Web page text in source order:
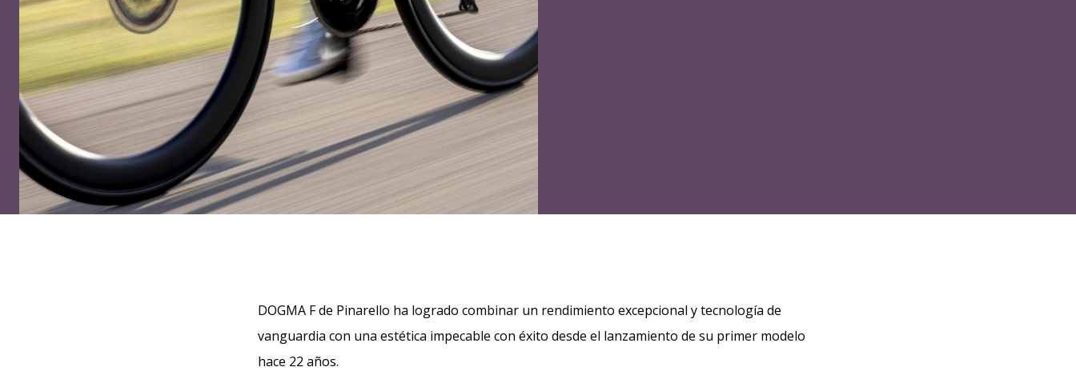
DOGMA F de Pinarello ha logrado combinar un rendimiento excepcional y tecnología de
vanguardia con una estética impecable con éxito desde el lanzamiento de su primer modelo
hace 22 años.